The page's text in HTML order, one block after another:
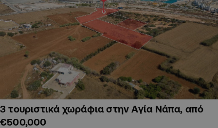
3 τουριστικά χωράφια στην Αγία Νάπα, από
€500,000